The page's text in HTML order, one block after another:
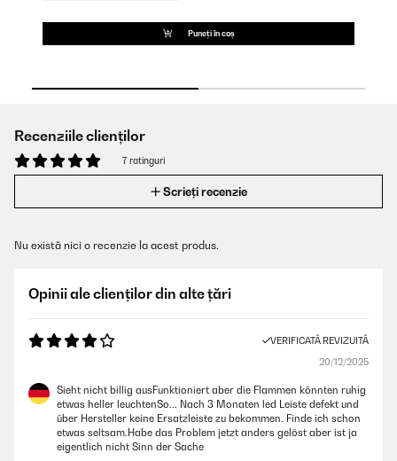
Puneți în coș
Recenziile clienților
7 ratinguri
Scrieți recenzie
Nu există nici o recenzie la acest produs.
Opinii ale clienților din alte țări
VERIFICATĂ REVIZUITĂ
20/12/2025
Sieht nicht billig ausFunktioniert aber die Flammen könnten ruhig
etwas heller leuchtenSo... Nach 3 Monaten led Leiste defekt und
über Hersteller keine Ersatzleiste zu bekommen. Finde ich schon
etwas seltsam.Habe das Problem jetzt anders gelöst aber ist ja
eigentlich nicht Sinn der Sache